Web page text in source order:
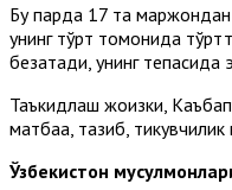
Бу парда 17 та маржондан
унинг тўрт томонида
безатади, унинг
Таъкидлаш жоизки,
матбаа, тазҳиб,
Ўзбекистон